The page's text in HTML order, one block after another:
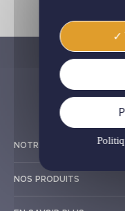
NOTRE RÉSEAU
NOS PRODUITS